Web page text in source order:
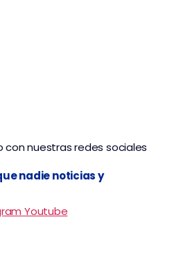
nuestras redes sociales
nadie noticias y
Youtube